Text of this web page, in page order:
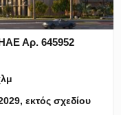
Αρ. 645952
εκτός σχεδίου